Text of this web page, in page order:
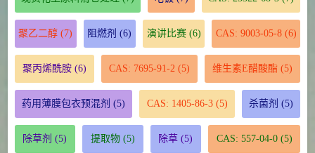
聚乙二醇 (7) 阻燃剂 (6) 演讲比赛(6) CAS: 9003-05-8(6)
聚丙烯酰胺(6) CAS: 7695-91-2 (5) 维生素E醋酸酯 (5)
药用薄膜包衣预混剂 (5) CAS: 1405-86-3(5) 杀菌剂 (5)
除草剂 (5) 提取物(5) 除草 (5) CAS: 557-04-0(5)